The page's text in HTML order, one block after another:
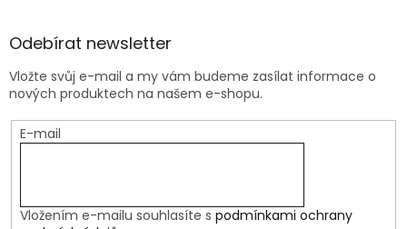
Odebírat newsletter
Vložte svůj e-mail a my vám budeme zasílat informace o
nových produktech na našem e-shopu.
E-mail
Vložením e-mailu souhlasíte s podmínkami ochrany